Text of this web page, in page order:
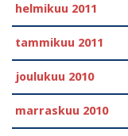
helmikuu 2011
tammikuu 2011
joulukuu 2010
marraskuu 2010